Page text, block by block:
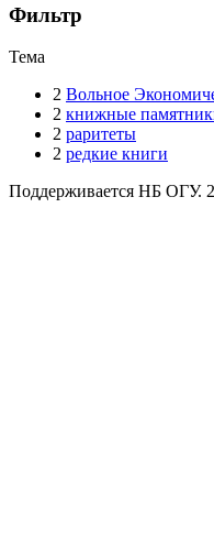
Фильтр
Тема
2 Вольное
2 книжные
2 раритеты
2 редкие книги
Поддерживается НБ ОГУ.